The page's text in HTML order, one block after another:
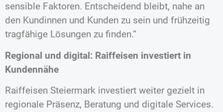
sensible Faktoren. Entscheidend bleibt, nahe an
den Kundinnen und Kunden zu sein und frühzeitig
tragfähige Lösungen zu finden.“
Regional und digital: Raiffeisen investiert in
Kundennähe
Raiffeisen Steiermark investiert weiter gezielt in
regionale Präsenz, Beratung und digitale Services.